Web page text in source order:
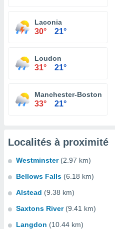
Laconia
30° 21°
Loudon
31° 21°
Manchester-Boston
33° 21°
Localités à proximité
Westminster (2.97 km)
Bellows Falls (6.18 km)
Alstead (9.38 km)
Saxtons River (9.41 km)
Langdon (10.44 km)